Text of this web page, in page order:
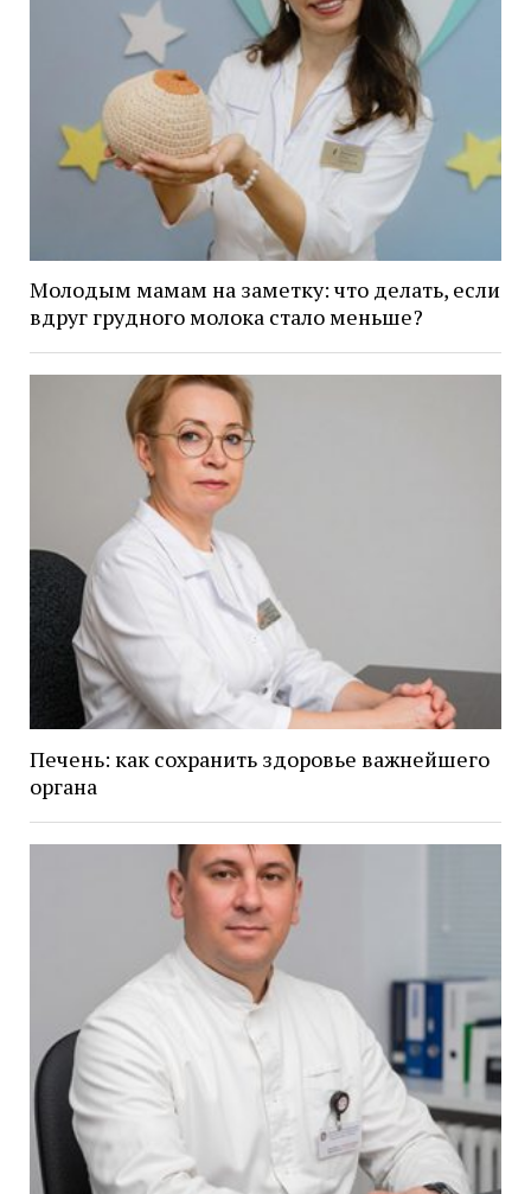
Молодым мамам на заметку: что делать, если
вдруг грудного молока стало меньше?
Печень: как сохранить здоровье важнейшего
органа